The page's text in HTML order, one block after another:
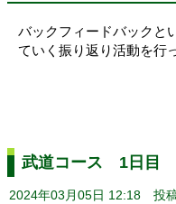
バックフィードバックと
ていく振り返り活動を行
武道コース 1日目
2024年03月05日 12:18 投